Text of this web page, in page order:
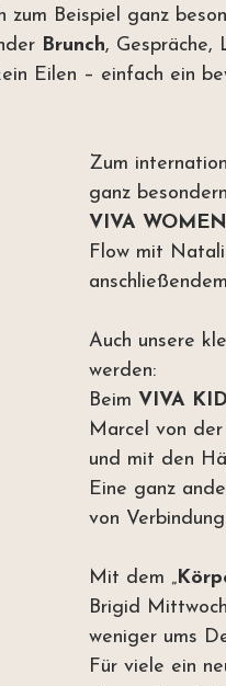
Beispiel ganz
Brunch, Gespräche,
Eilen – einfach ein
Zum
ganz besondern
VIVA WOMEN
Flow mit
Auch unsere
werden:
Beim VIVA
Marcel von
und mit den
Eine ganz
von
Mit dem „
Brigid
weniger ums
Für viele ein